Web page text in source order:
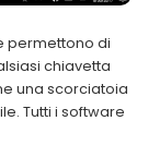
permettono di
chiavetta
una scorciatoia
Tutti i software